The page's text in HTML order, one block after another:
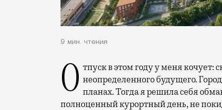
9 мин. чтения
Отпуск в этом году у меня кочует: сначала переехал на август, потом в область неопределенного будущего.
планах. Тогда я решила себя
полноценный курортный день, не